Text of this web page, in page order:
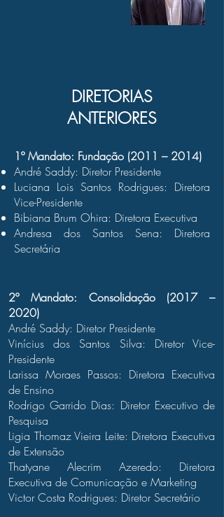
DIRETORIAS
ANTERIORES
1º Mandato: Fundação (2011 – 2014)
André Saddy: Diretor Presidente
Luciana Lois Santos Rodrigues: Diretora
Vice-Presidente
Bibiana Brum Ohira: Diretora Executiva
Andresa dos Santos Sena: Diretora
Secretária
2º Mandato: Consolidação (2017 –
2020)
André Saddy: Diretor Presidente
Vinícius dos Santos Silva: Diretor Vice-
Presidente
Larissa Moraes Passos: Diretora Executiva
de Ensino
Rodrigo Garrido Dias: Diretor Executivo de
Pesquisa
Ligia Thomaz Vieira Leite: Diretora Executiva
de Extensão
Thatyane Alecrim Azeredo: Diretora
Executiva de Comunicação e Marketing
Victor Costa Rodrigues: Diretor Secretário